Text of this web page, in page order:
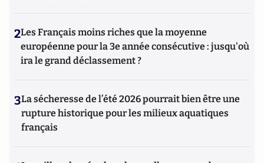
2Les Français moins riches que la moyenne
européenne pour la 3e année consécutive : jusqu'où
ira le grand déclassement ?
3La sécheresse de l’été 2026 pourrait bien être une
rupture historique pour les milieux aquatiques
français